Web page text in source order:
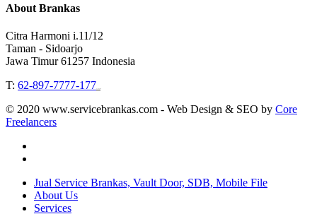
About Brankas
Citra Harmoni i.11/12
Taman - Sidoarjo
Jawa Timur 61257 Indonesia
T: 62-897-7777-177
© 2020 www.servicebrankas.com - Web Design & SEO by Core
Freelancers
Close
Menu
Jual Service Brankas, Vault Door, SDB, Mobile File
About Us
Services